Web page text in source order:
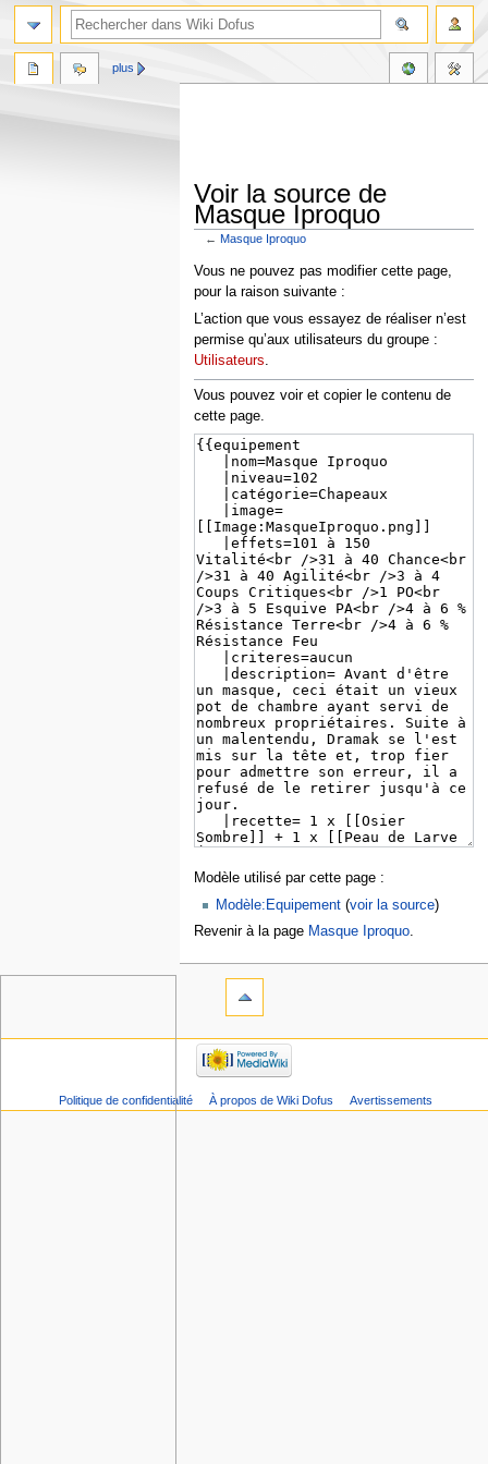
Voir la source de
Masque Iproquo
←Masque Iproquo
Aller
à
la
navigation
Aller
à
la
recherche
Vous ne pouvez pas modifier cette page,
pour la raison suivante :
L’action que vous essayez de réaliser n’est
permise qu’aux utilisateurs du groupe :
Utilisateurs.
Vous pouvez voir et copier le contenu de
cette page.
Modèle utilisé par cette page :
Modèle:Equipement (voir la source)
Revenir à la page Masque Iproquo.
plus
Politique de confidentialité À propos de Wiki Dofus Avertissements